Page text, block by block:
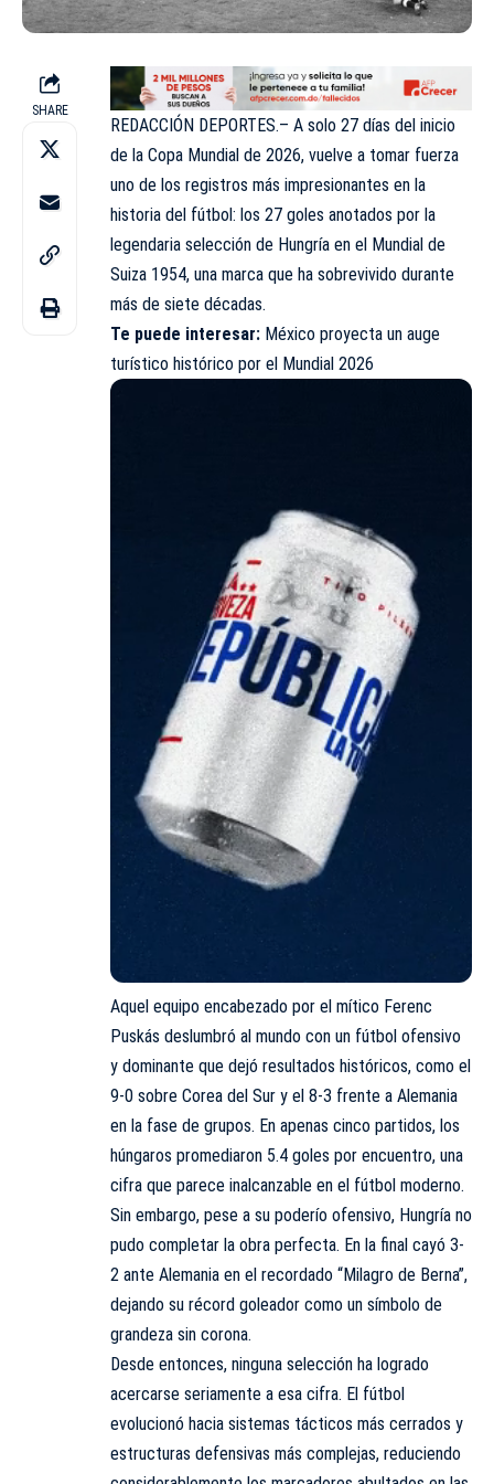
SHARE
REDACCIÓN DEPORTES.– A solo 27 días del inicio
de la Copa Mundial de 2026, vuelve a tomar fuerza
uno de los registros más impresionantes en la
historia del fútbol: los 27 goles anotados por la
legendaria selección de Hungría en el Mundial de
Suiza 1954, una marca que ha sobrevivido durante
más de siete décadas.
Te puede interesar: México proyecta un auge
turístico histórico por el Mundial 2026
Aquel equipo encabezado por el mítico Ferenc
Puskás deslumbró al mundo con un fútbol ofensivo
y dominante que dejó resultados históricos, como el
9-0 sobre Corea del Sur y el 8-3 frente a Alemania
en la fase de grupos. En apenas cinco partidos, los
húngaros promediaron 5.4 goles por encuentro, una
cifra que parece inalcanzable en el fútbol moderno.
Sin embargo, pese a su poderío ofensivo, Hungría no
pudo completar la obra perfecta. En la final cayó 3-
2 ante Alemania en el recordado “Milagro de Berna”,
dejando su récord goleador como un símbolo de
grandeza sin corona.
Desde entonces, ninguna selección ha logrado
acercarse seriamente a esa cifra. El fútbol
evolucionó hacia sistemas tácticos más cerrados y
estructuras defensivas más complejas, reduciendo